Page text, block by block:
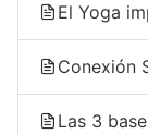
El Yoga
Conexión
Las 3